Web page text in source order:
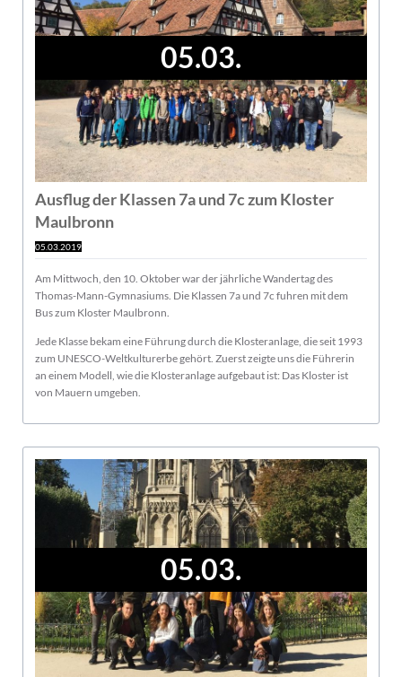
05.03.
Ausflug der Klassen 7a und 7c zum Kloster
Maulbronn
05.03.2019
Am Mittwoch, den 10. Oktober war der jährliche Wandertag des
Thomas-Mann-Gymnasiums. Die Klassen 7a und 7c fuhren mit dem
Bus zum Kloster Maulbronn.
Jede Klasse bekam eine Führung durch die Klosteranlage, die seit 1993
zum UNESCO-Weltkulturerbe gehört. Zuerst zeigte uns die Führerin
an einem Modell, wie die Klosteranlage aufgebaut ist: Das Kloster ist
von Mauern umgeben.
05.03.